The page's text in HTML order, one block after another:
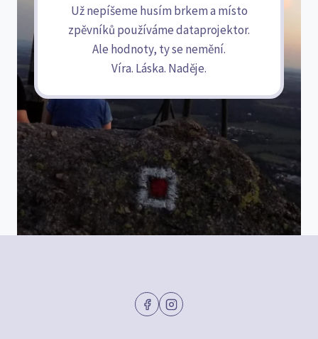
Už nepíšeme husím brkem a místo
zpěvníků používáme dataprojektor.
Ale hodnoty, ty se nemění.
Víra. Láska. Naděje.